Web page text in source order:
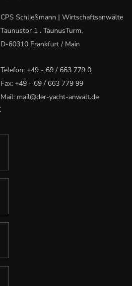
CPS Schließmann | Wirtschaftsanwälte
Taunustor 1 . TaunusTurm,
D-60310 Frankfurt / Main
Telefon: +49 - 69 / 663 779 0
Fax: +49 - 69 / 663 779 99
Mail: mail@der-yacht-anwalt.de